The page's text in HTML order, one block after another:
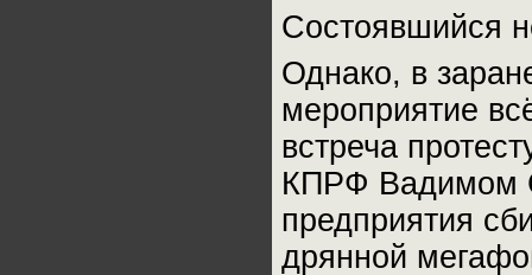
Состоявшийся
Однако, в
мероприятие
встреча
КПРФ Вадимом
предприятия
дрянной